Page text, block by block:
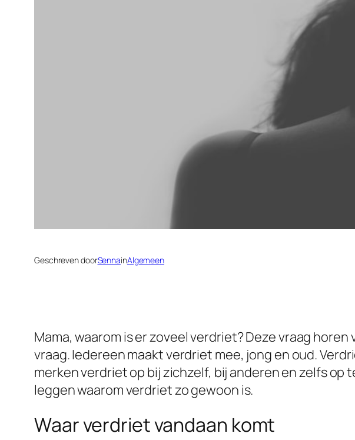
Geschreven doorSennainAlgemeen
Mama, waarom is er zoveel verdriet? Deze vraag
vraag. Iedereen maakt verdriet mee, jong en oud.
merken verdriet op bij zichzelf, bij anderen en zelfs
leggen waarom verdriet zo gewoon is.
Waar verdriet vandaan komt